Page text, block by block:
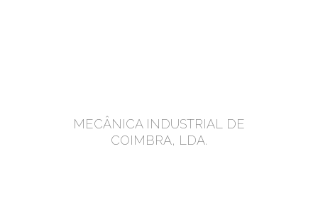
MECÂNICA INDUSTRIAL DE
COIMBRA, LDA.